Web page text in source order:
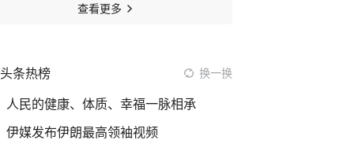
查看更多
头条热榜 换一换
人民的健康、体质、幸福一脉相承
伊媒发布伊朗最高领袖视频